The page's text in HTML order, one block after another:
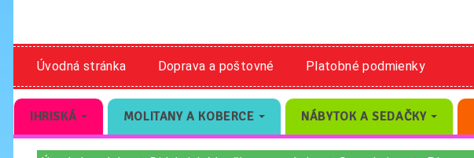
Úvodná stránka Doprava a poštovné Platobné podmienky
IHRISKÁ MOLITANY A KOBERCE NÁBYTOK A SEDAČKY